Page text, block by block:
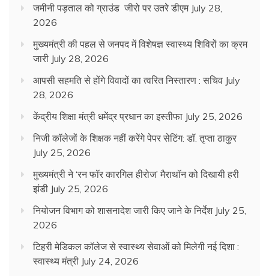
जमीनी पड़ताल को ग्राउंड जीरो पर उतरे डीएम July 28,
2026
मुख्यमंत्री की पहल से जनपद में विशेषज्ञ स्वास्थ्य शिविरों का क्रम
जारी July 28, 2026
आपसी सहमति से होंगे विवादों का त्वरित निस्तारण : सचिव July
28, 2026
केंद्रीय शिक्षा मंत्री धमेंद्र प्रधान का इस्तीफा July 25, 2026
निजी कॉलेजों के शिक्षक नहीं करेंगे पेपर सेटिंग: डॉ. तृप्ता ठाकुर
July 25, 2026
मुख्यमंत्री ने ‘रन फॉर कारगिल हीरोज’ मैराथॉन को दिखायी हरी
झंडी July 25, 2026
नियोजन विभाग को शासनादेश जारी किए जाने के निर्देश July 25,
2026
टिहरी मेडिकल कॉलेज से स्वास्थ्य सेवाओं को मिलेगी नई दिशा :
स्वास्थ्य मंत्री July 24, 2026